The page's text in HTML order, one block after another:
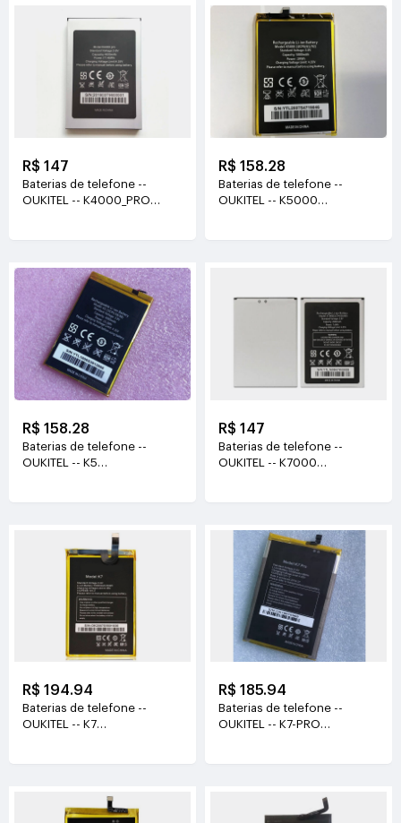
R$ 147
Baterias de telefone --
OUKITEL -- K4000_PRO
R$ 158.28
Baterias de telefone --
OUKITEL -- K5000
R$ 158.28
Baterias de telefone --
OUKITEL -- K5
R$ 147
Baterias de telefone --
OUKITEL -- K7000
R$ 194.94
Baterias de telefone --
OUKITEL -- K7
R$ 185.94
Baterias de telefone --
OUKITEL -- K7-PRO